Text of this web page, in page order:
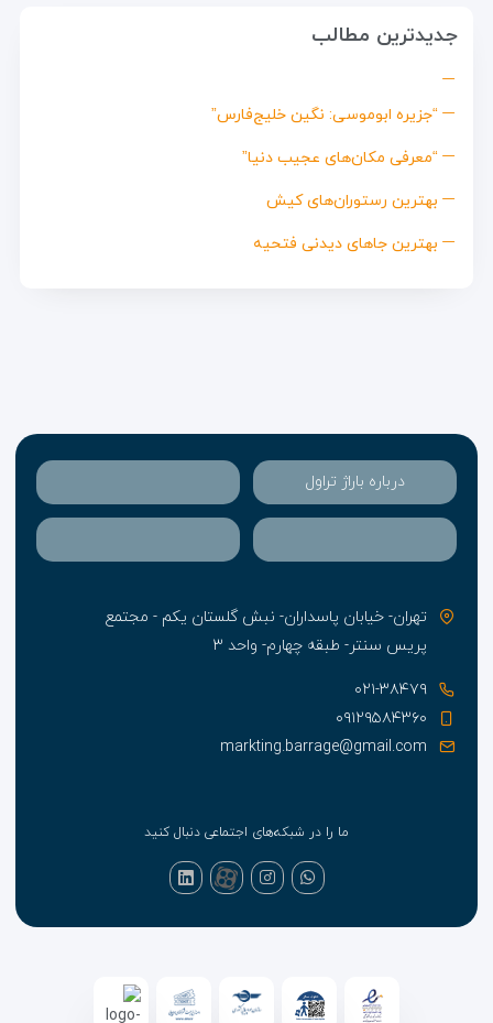
جدیدترین مطالب
“جزیره ابوموسی: نگین خلیج‌فارس”
“معرفی مکان‌های عجیب دنیا”
بهترین رستوران‌های کیش
بهترین جاهای دیدنی فتحیه
درباره باراژ تراول
تهران- خیابان پاسداران- نبش گلستان یکم - مجتمع
پریس سنتر- طبقه چهارم- واحد ۳
۰۲۱-۳۸۴۷۹
۰۹۱۲۹۵۸۴۳۶۰
markting.barrage@gmail.com
ما را در شبکه‌های اجتماعی دنبال کنید